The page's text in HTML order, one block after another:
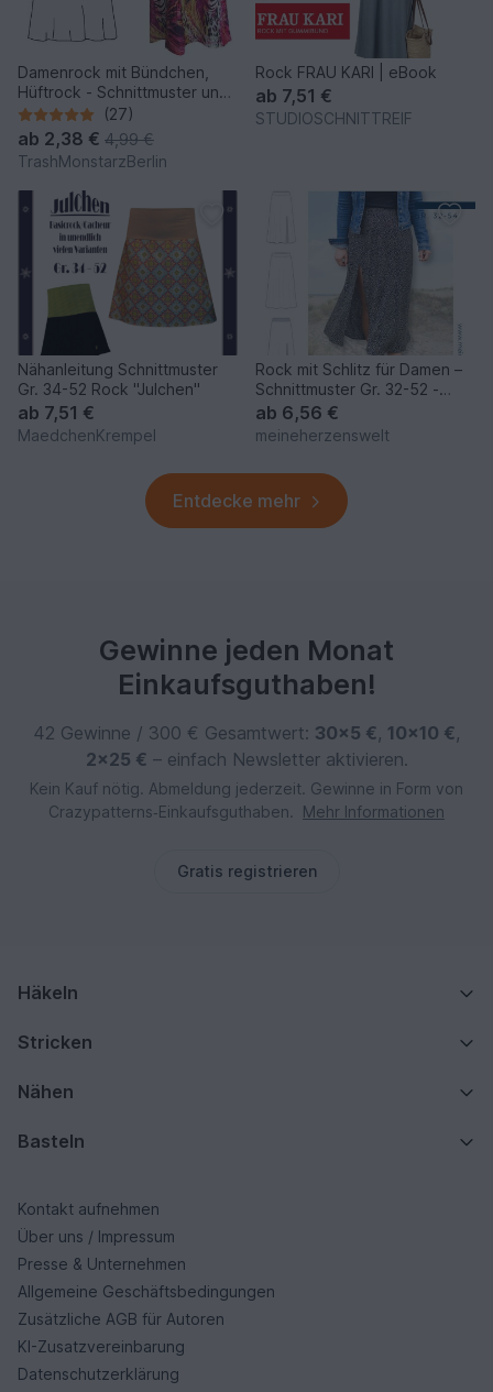
Damenrock mit Bündchen,
Hüftrock - Schnittmuster und
Nähanleitung(27)
ab 2,38 € 4,99 €
TrashMonstarzBerlin
Rock FRAU KARI | eBook
ab 7,51 €
STUDIOSCHNITTREIF
Nähanleitung Schnittmuster
Gr. 34-52 Rock "Julchen"
ab 7,51 €
MaedchenKrempel
Rock mit Schlitz für Damen –
Schnittmuster Gr. 32-52 -
Denia #170
ab 6,56 €
meineherzenswelt
Entdecke mehr
Gewinne jeden Monat
Einkaufsguthaben!
42 Gewinne / 300 € Gesamtwert: 30×5 €, 10×10 €,
2×25 € – einfach Newsletter aktivieren.
Kein Kauf nötig. Abmeldung jederzeit. Gewinne in Form von
Crazypatterns‑Einkaufsguthaben.
Mehr Informationen
Gratis registrieren
Häkeln
Stricken
Nähen
Basteln
Kontakt aufnehmen
Über uns / Impressum
Presse & Unternehmen
Allgemeine Geschäftsbedingungen
Zusätzliche AGB für Autoren
KI-Zusatzvereinbarung
Datenschutzerklärung